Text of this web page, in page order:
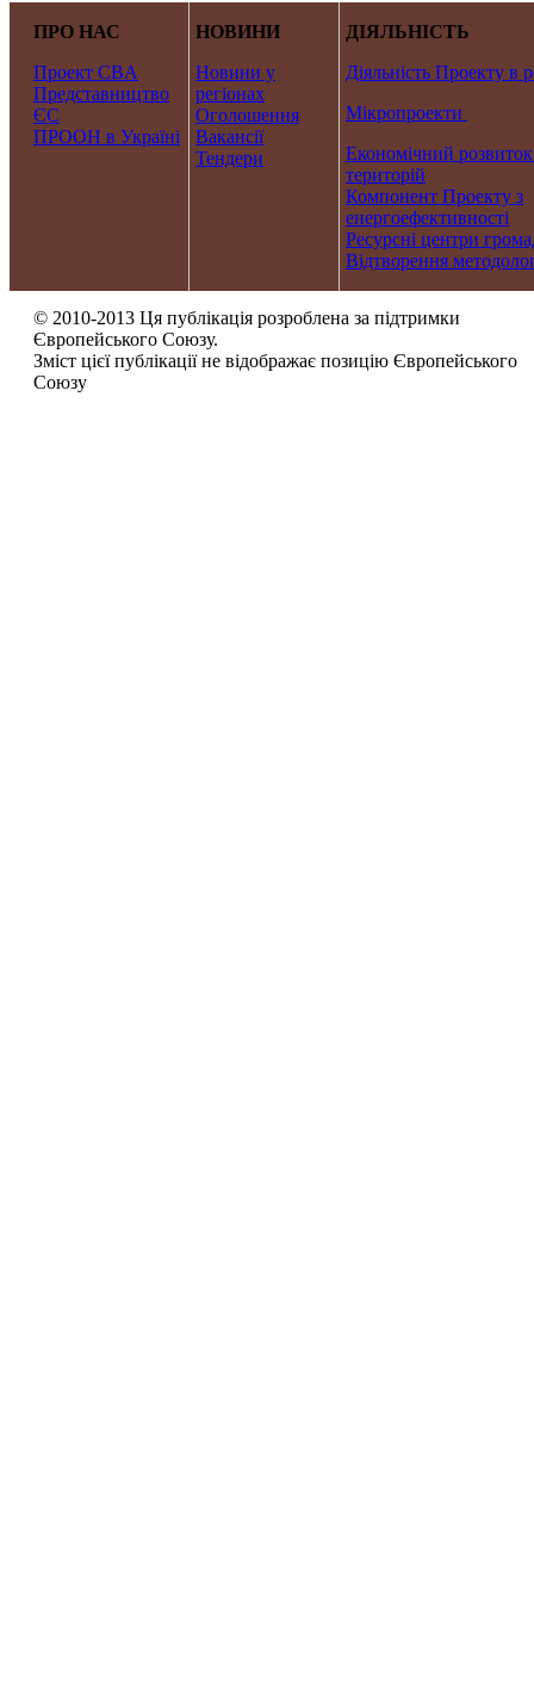
ПРО НАС
Проект CBA
Представництво
ЄС
ПРООН в Україні
НОВИНИ
Новини у
регіонах
Оголошення
Вакансії
Тендери
ДІЯЛЬНІСТЬ
Діяльність Проекту в
Мікропроекти
Економічний розвиток
територій
Компонент Проекту з
енергоефективності
Ресурсні центри
Відтворення
© 2010-2013 Ця публікація розроблена за підтримки
Європейського Союзу.
Зміст цієї публікації не відображає позицію Європейського
Союзу